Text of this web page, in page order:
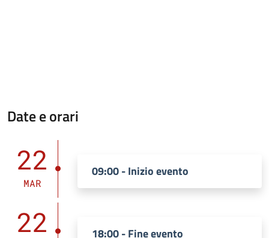
Date e orari
22
MAR
09:00 - Inizio evento
22 18:00 - Fine evento